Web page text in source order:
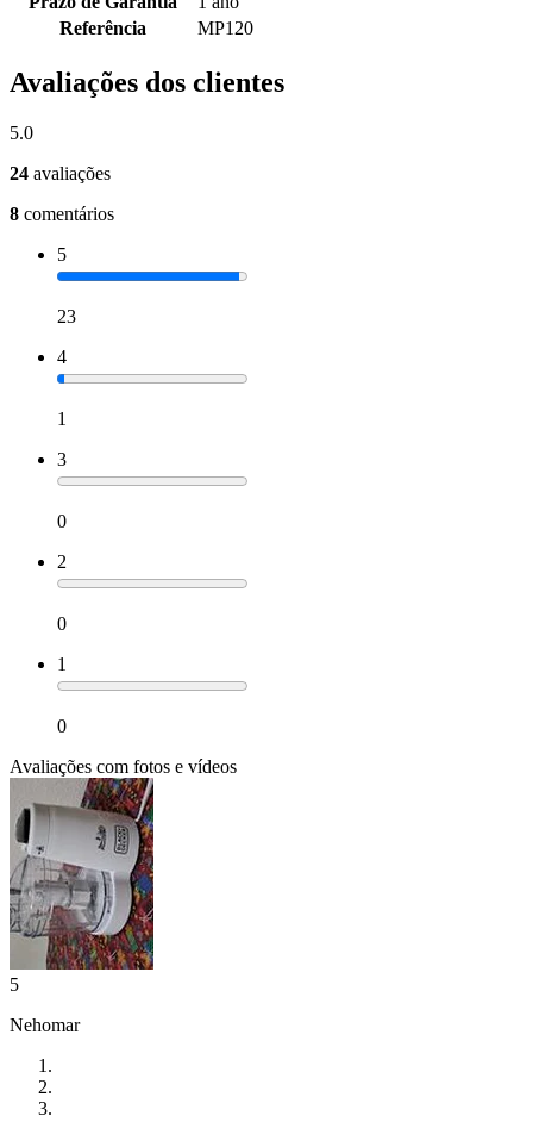
Referência
MP120
Avaliações dos clientes
5.0
24 avaliações
8 comentários
5
23
4
1
3
0
2
0
1
0
Avaliações com fotos e vídeos
5
Nehomar